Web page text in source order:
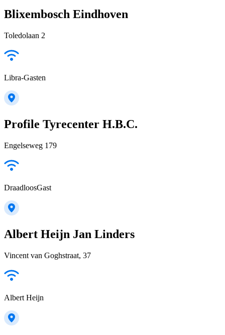
Blixembosch Eindhoven
Toledolaan 2
Libra-Gasten
Profile Tyrecenter H.B.C.
Engelseweg 179
DraadloosGast
Albert Heijn Jan Linders
Vincent van Goghstraat, 37
Albert Heijn